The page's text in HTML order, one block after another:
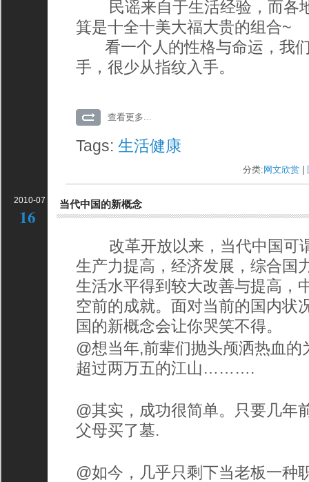
民谣来自于生活经验，而各
箕是十全十美大福大贵的组合~
看一个人的性格与命运，我
手，很少从指纹入手。
查看更多...
Tags:生活健康
分类: 网文欣赏
2010-07
16
当代中国的新概念
改革开放以来，当代中国可
生产力提高，经济发展，综合国
生活水平得到较大改善与提高，
空前的成就。面对当前的国内状
国的新概念会让你哭笑不得。
@想当年,前辈们抛头颅洒热血
超过两万五的江山……….
@其实，成功很简单。只要几年
父母买了墓.
@如今，几乎只剩下当老板一种